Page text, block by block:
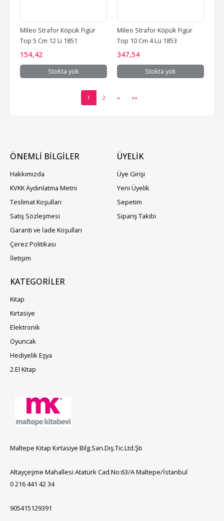
Mileo Strafor Köpük Figür
Top 5 Cm 12 Li 1851
154,42
Stokta yok
Mileo Strafor Köpük Figür
Top 10 Cm 4 Lü 1853
347,54
Stokta yok
1 2 » »»
ÖNEMLİ BİLGİLER
Hakkımızda
KVKK Aydınlatma Metni
Teslimat Koşulları
Satış Sözleşmesi
Garanti ve İade Koşulları
Çerez Politikası
İletişim
ÜYELIK
Üye Girişi
Yeni Üyelik
Sepetim
Sipariş Takibi
KATEGORILER
Kitap
Kırtasiye
Elektronik
Oyuncak
Hediyelik Eşya
2.El Kitap
Maltepe Kitap Kırtasiye Bilg.San.Dış.Tic.Ltd.Şti
Altayçeşme Mahallesi Atatürk Cad.No:63/A Maltepe/İstanbul
0 216 441 42 34
905415129391